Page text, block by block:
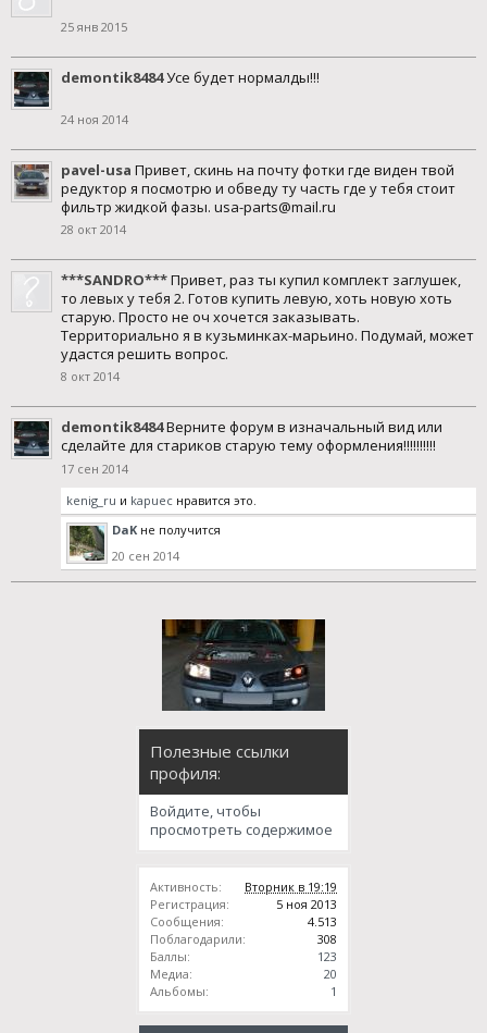
Полезные ссылки
профиля:
Войдите, чтобы
просмотреть содержимое
Активность:
Вторник в 19:19
Регистрация:
5 ноя 2013
Сообщения:
4.513
Поблагодарили:
308
Баллы:
123
Медиа:
20
Альбомы:
1
25 янв 2015
demontik8484Усе будет нормалды!!!
24 ноя 2014
pavel-usa Привет, скинь на почту фотки где виден твой
редуктор я посмотрю и обведу ту часть где у тебя стоит
фильтр жидкой фазы. usa-parts@mail.ru
28 окт 2014
***SANDRO***Привет, раз ты купил комплект заглушек,
то левых у тебя 2. Готов купить левую, хоть новую хоть
старую. Просто не оч хочется заказывать.
Территориально я в кузьминках-марьино. Подумай, может
удастся решить вопрос.
8 окт 2014
demontik8484Верните форум в изначальный вид или
сделайте для стариков старую тему оформления!!!!!!!!!!
17 сен 2014
kenig_ru и kapuec нравится это.
DaK не получится
20 сен 2014